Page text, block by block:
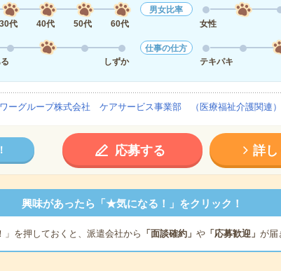
30代 40代 50代 60代
男女比率
女性
しずか
仕事の仕方
テキパキ
ーグループ株式会社 ケアサービス事業部 （医療福祉介護関連）
応募する 詳し
興味があったら「★気になる！」をクリック！
」を押しておくと、派遣会社から 「面談確約」 や「応募歓迎」 が届